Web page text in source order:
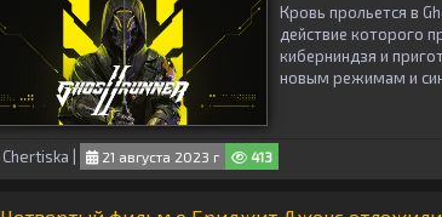
Кровь прольется в
действие которого
киберниндзя и
новым режимам и
Chertiska 21 августа 2023 г 413